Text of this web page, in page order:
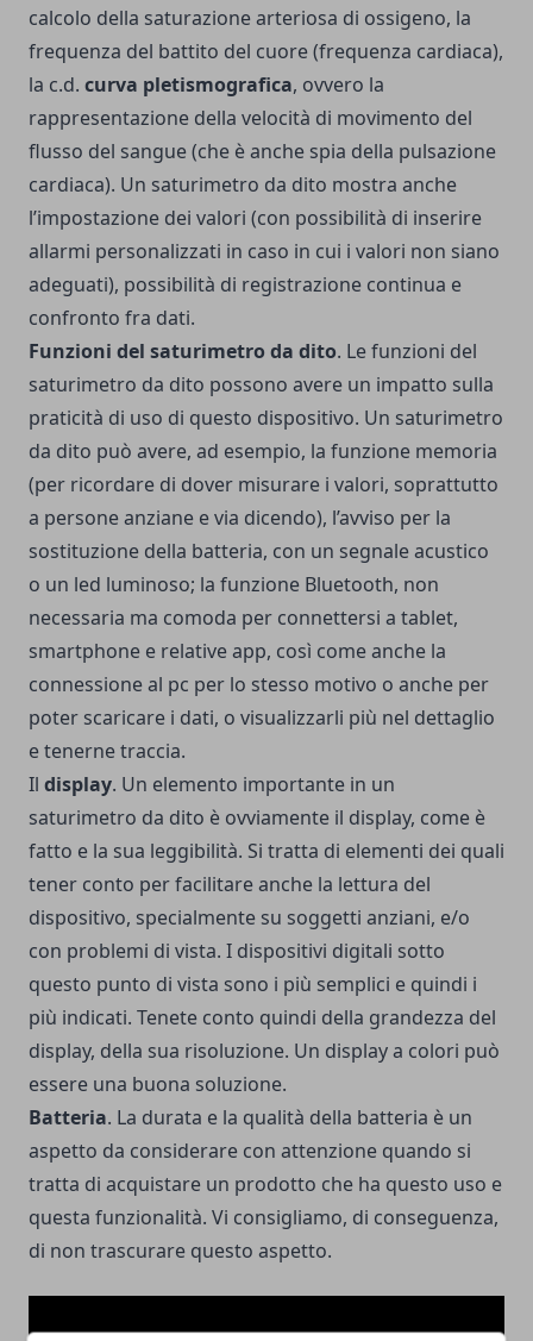
calcolo della saturazione arteriosa di ossigeno, la
frequenza del battito del cuore (frequenza cardiaca),
la c.d. curva pletismografica, ovvero la
rappresentazione della velocità di movimento del
flusso del sangue (che è anche spia della pulsazione
cardiaca). Un saturimetro da dito mostra anche
l’impostazione dei valori (con possibilità di inserire
allarmi personalizzati in caso in cui i valori non siano
adeguati), possibilità di registrazione continua e
confronto fra dati.
Funzioni del saturimetro da dito. Le funzioni del
saturimetro da dito possono avere un impatto sulla
praticità di uso di questo dispositivo. Un saturimetro
da dito può avere, ad esempio, la funzione memoria
(per ricordare di dover misurare i valori, soprattutto
a persone anziane e via dicendo), l’avviso per la
sostituzione della batteria, con un segnale acustico
o un led luminoso; la funzione Bluetooth, non
necessaria ma comoda per connettersi a tablet,
smartphone e relative app, così come anche la
connessione al pc per lo stesso motivo o anche per
poter scaricare i dati, o visualizzarli più nel dettaglio
e tenerne traccia.
Il display. Un elemento importante in un
saturimetro da dito è ovviamente il display, come è
fatto e la sua leggibilità. Si tratta di elementi dei quali
tener conto per facilitare anche la lettura del
dispositivo, specialmente su soggetti anziani, e/o
con problemi di vista. I dispositivi digitali sotto
questo punto di vista sono i più semplici e quindi i
più indicati. Tenete conto quindi della grandezza del
display, della sua risoluzione. Un display a colori può
essere una buona soluzione.
Batteria. La durata e la qualità della batteria è un
aspetto da considerare con attenzione quando si
tratta di acquistare un prodotto che ha questo uso e
questa funzionalità. Vi consigliamo, di conseguenza,
di non trascurare questo aspetto.